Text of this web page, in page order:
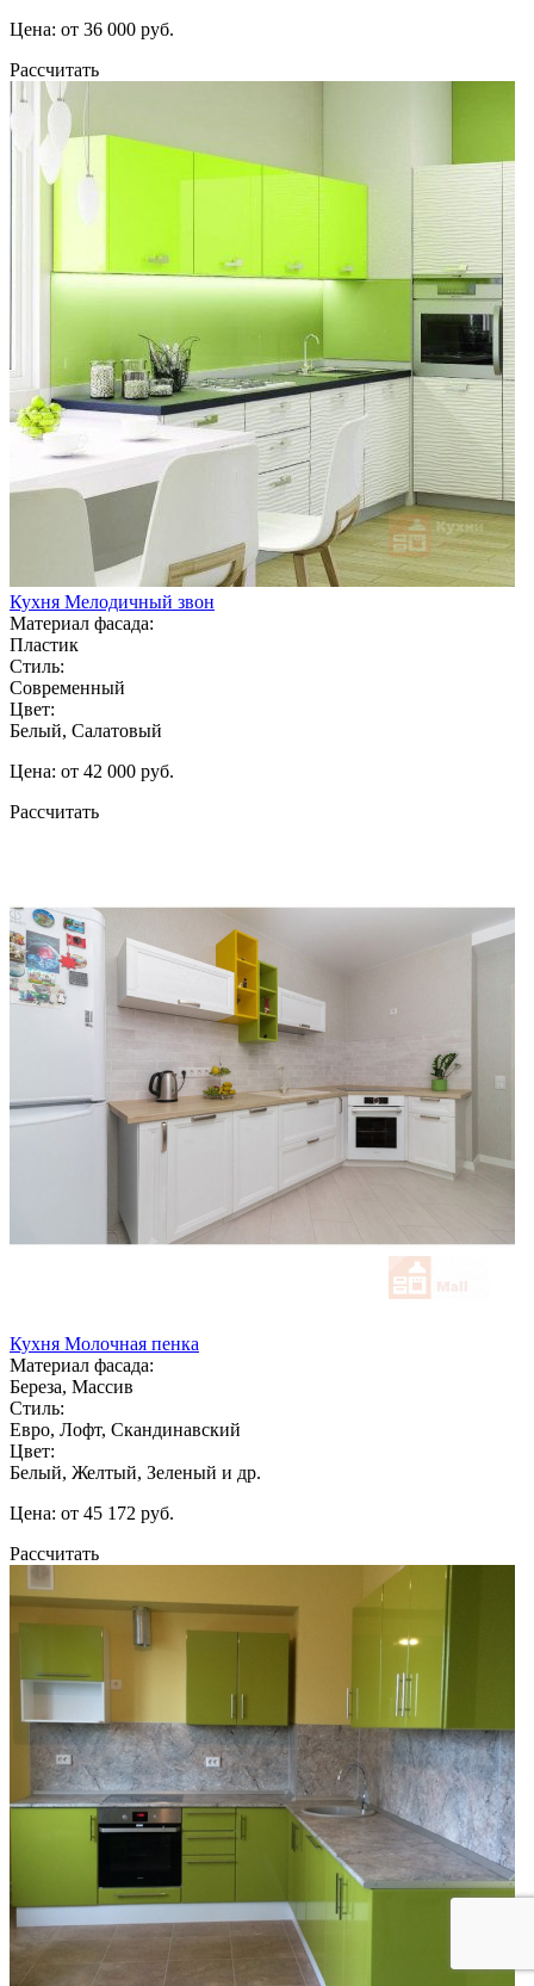
Цена: от 36 000 руб.
Рассчитать
Кухня Мелодичный звон
Материал фасада:
Пластик
Стиль:
Современный
Цвет:
Белый, Салатовый
Цена: от 42 000 руб.
Рассчитать
Кухня Молочная пенка
Материал фасада:
Береза, Массив
Стиль:
Евро, Лофт, Скандинавский
Цвет:
Белый, Желтый, Зеленый и др.
Цена: от 45 172 руб.
Рассчитать